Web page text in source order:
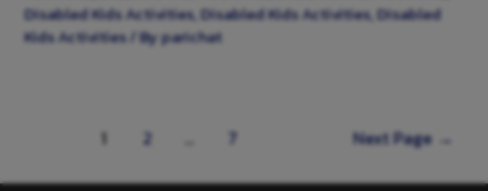
Disabled Kids Activities,Disabled Kids Activities,Disabled
Kids Activities/ Byparichat
1 2 7 Next Page →